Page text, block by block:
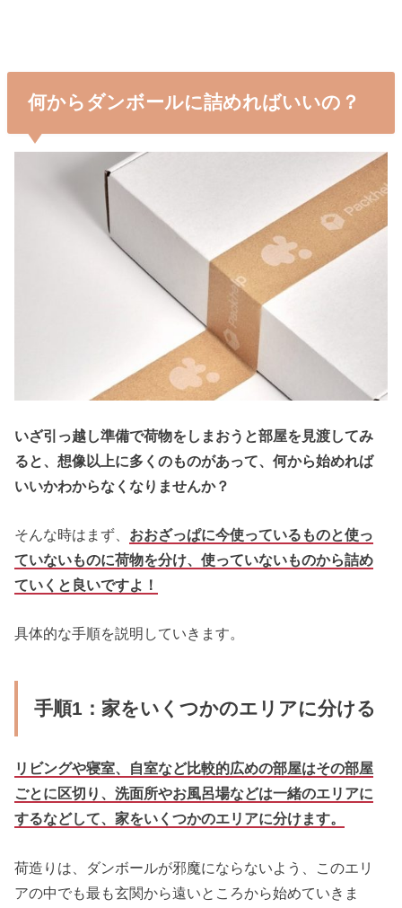
何からダンボールに詰めればいいの？
いざ引っ越し準備で荷物をしまおうと部屋を見渡してみ
ると、想像以上に多くのものがあって、何から始めれば
いいかわからなくなりませんか？
そんな時はまず、 おおざっぱに今使っているものと使っ
ていないものに荷物を分け、使っていないものから詰め
ていくと良いですよ！
具体的な手順を説明していきます。
手順1：家をいくつかのエリアに分ける
リビングや寝室、自室など比較的広めの部屋はその部屋
ごとに区切り、洗面所やお風呂場などは一緒のエリアに
するなどして、家をいくつかのエリアに分けます。
荷造りは、ダンボールが邪魔にならないよう、このエリ
アの中でも最も玄関から遠いところから始めていきま